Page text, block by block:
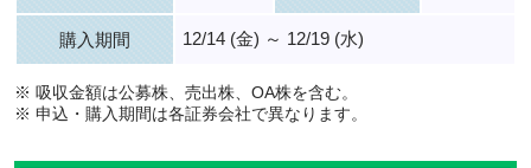
購入期間 12/14 (金) ～ 12/19 (水)
※ 吸収金額は公募株、売出株、OA株を含む。
※ 申込・購入期間は各証券会社で異なります。